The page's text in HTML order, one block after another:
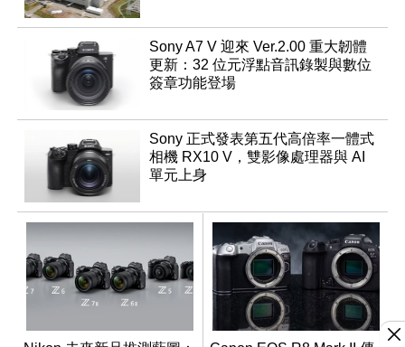
Sony A7 V 迎來 Ver.2.00 重大韌體
更新：32 位元浮點音訊錄製與數位
簽章功能登場
Sony 正式發表第五代高倍率一體式
相機 RX10 V，雙影像處理器與 AI
單元上身